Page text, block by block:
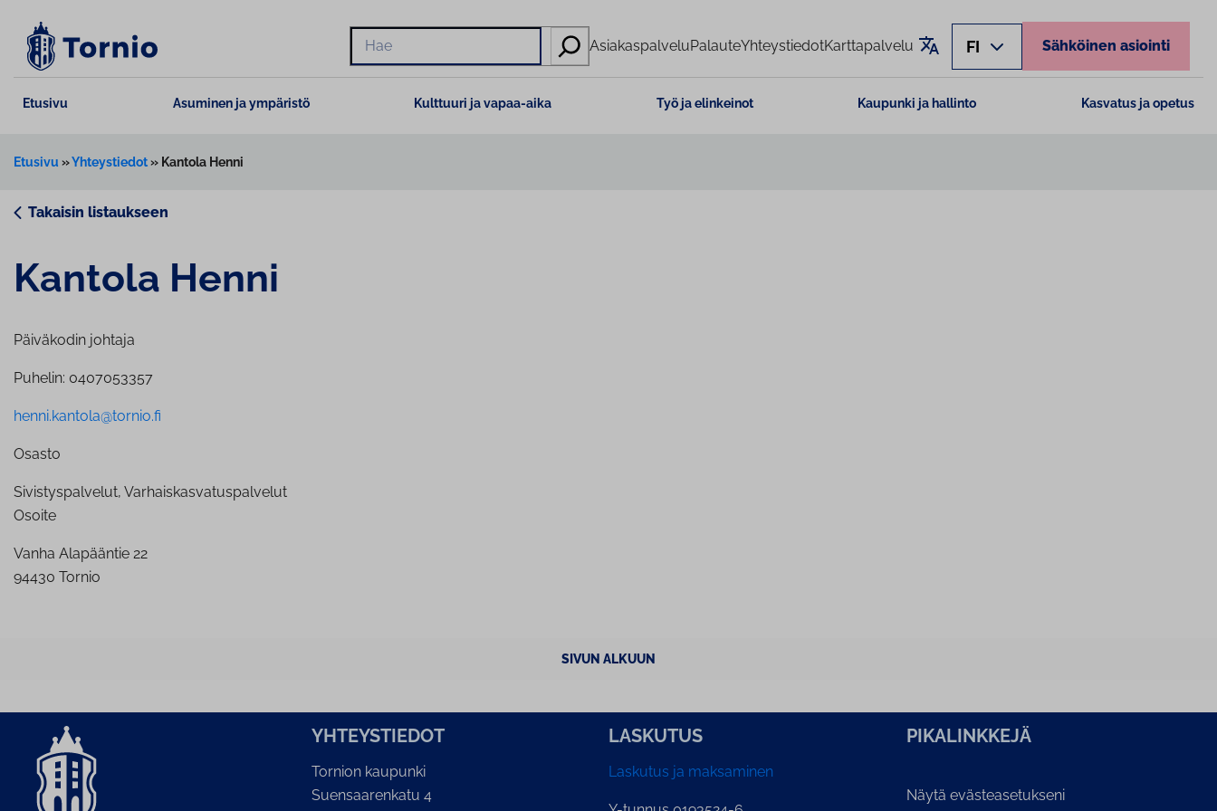
sisältöön
Hae
AsiakaspalveluPalauteYhteystiedotKarttapalvelu Käännä sivu
FI Sähköinen asiointi
Etusivu Asuminen ja ympäristö Kulttuuri ja vapaa-aika Työ ja elinkeinot Kaupunki ja hallinto Kasvatus ja opetus
Etusivu »Yhteystiedot» Kantola Henni
Takaisin listaukseen
Kantola Henni
Päiväkodin johtaja
Puhelin: 0407053357
henni.kantola@tornio.fi
Osasto
Sivistyspalvelut, Varhaiskasvatuspalvelut
Osoite
Vanha Alapääntie 22
94430 Tornio
SIVUN ALKUUN
YH­TEYS­TIE­DOT
Tornion kaupunki
Suensaarenkatu 4
LASKUTUS
Laskutus ja maksaminen
PI­KA­LINK­KE­JÄ
Näytä evästeasetukseni